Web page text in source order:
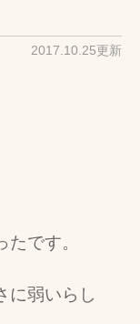
2017.10.25更新
です。
に弱いらし